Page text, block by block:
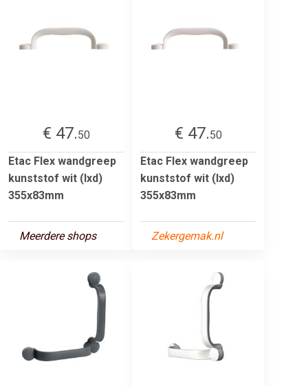
€ 47.50
Etac Flex wandgreep
kunststof wit (lxd)
355x83mm
Meerdere shops
€ 47.50
Etac Flex wandgreep
kunststof wit (lxd)
355x83mm
Zekergemak.nl